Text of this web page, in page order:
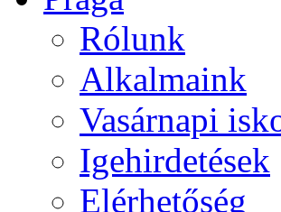
Rólunk
Alkalmaink
Vasárnapi
Igehirdetések
Elérhetőség